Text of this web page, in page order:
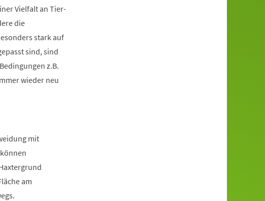
Vielfalt an Tier-
die
stark auf
sind, sind
z.B.
wieder neu
mit
am